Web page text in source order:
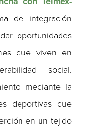
de integración
oportunidades
que viven en
social,
mediante la
deportivas que
en un tejido